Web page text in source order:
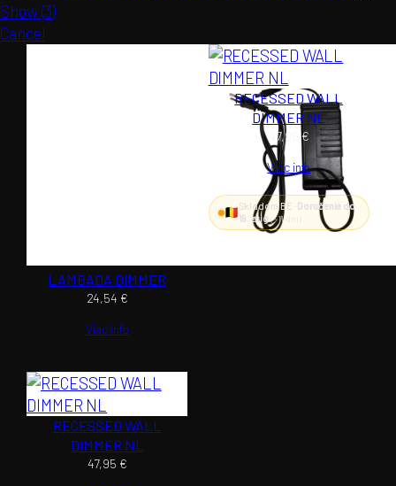
Show(3)
Cancel
LAMBADA DIMMER
24,54 €
Viac info
RECESSED WALL
DIMMER NL
47,95€
Viac info
Skladom BE · Doručenie do
19. aug (~11 dní)
RECESSED WALL
DIMMER NL
47,95 €